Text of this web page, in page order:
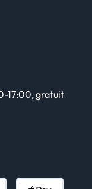
17:00, gratuit